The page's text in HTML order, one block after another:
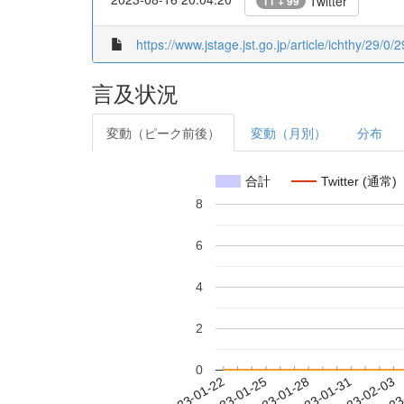
https://www.jstage.jst.go.jp/article/ichthy/29/0/
言及状況
変動（ピーク前後） 変動（月別） 分布
合計 Twitter (通常)
0
2
4
6
8